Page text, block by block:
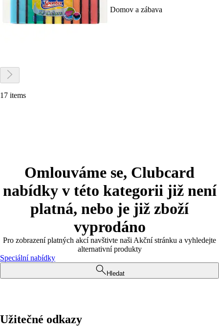
Domov a zábava
17 items
Omlouváme se, Clubcard
nabídky v této kategorii již není
platná, nebo je již zboží
vyprodáno
Pro zobrazení platných akcí navštivte naši Akční stránku a vyhledejte
alternativní produkty
Speciální nabídky
Hledat
Užitečné odkazy